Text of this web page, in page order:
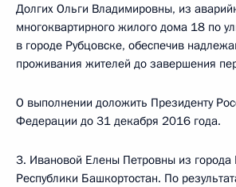
Долгих Ольги Владимировны, из
многоквартирного жилого дома 18 по
в городе Рубцовске, обеспечив
проживания жителей до завершения
О выполнении доложить Президенту
Федерации до 31 декабря 2016 года.
3. Ивановой Елены Петровны из города
Республики Башкортостан. По